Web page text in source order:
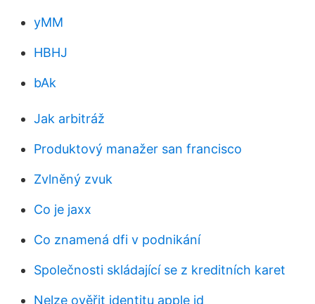
yMM
HBHJ
bAk
Jak arbitráž
Produktový manažer san francisco
Zvlněný zvuk
Co je jaxx
Co znamená dfi v podnikání
Společnosti skládající se z kreditních karet
Nelze ověřit identitu apple id